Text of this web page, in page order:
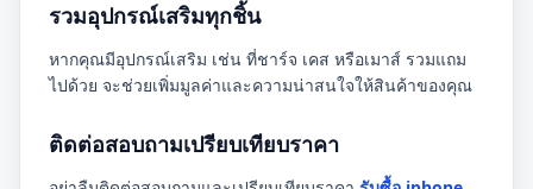
รวมอุปกรณ์เสริมทุกชิ้น
หากคุณมีอุปกรณ์เสริม เช่น ที่ชาร์จ เคส หรือเมาส์ รวมแถม
ไปด้วย จะช่วยเพิ่มมูลค่าและความน่าสนใจให้สินค้าของคุณ
ติดต่อสอบถามเปรียบเทียบราคา